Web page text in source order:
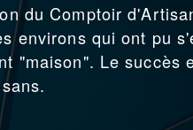
du Comptoir
environs qui ont pu
"maison". Le succès